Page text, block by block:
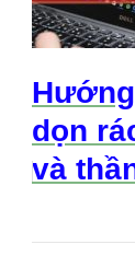
dọn
và